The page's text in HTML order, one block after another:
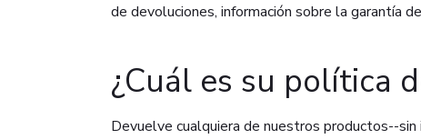
de devoluciones, información sobre la garantía
¿Cuál es su política
Devuelve cualquiera de nuestros productos--